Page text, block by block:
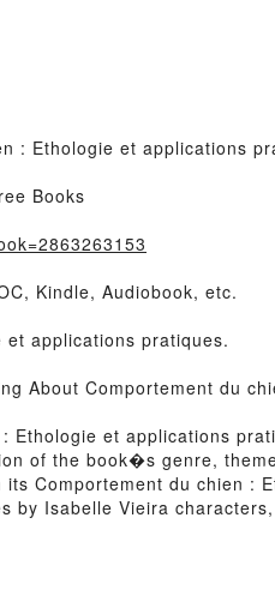
: Ethologie et applications
Books
Kindle, Audiobook, etc.
et applications pratiques.
About Comportement du
Ethologie et applications
of the book�s genre,
Comportement du chien :
by Isabelle Vieira